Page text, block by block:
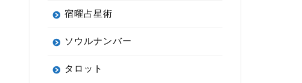
宿曜占星術
ソウルナンバー
タロット